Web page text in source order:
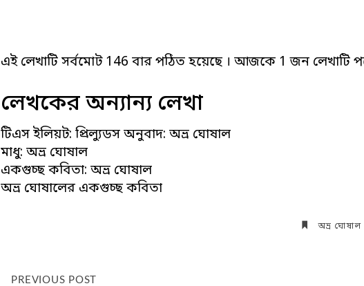
এই লেখাটি সর্বমোট 146 বার পঠিত হয়েছে । আজকে 1 জন লেখাটি
লেখকের অন্যান্য লেখা
টিএস ইলিয়ট: প্রিল্যুডস অনুবাদ: অভ্র ঘোষাল
মাধু: অভ্র ঘোষাল
একগুচ্ছ কবিতা: অভ্র ঘোষাল
অভ্র ঘোষালের একগুচ্ছ কবিতা
অভ্র ঘোষাল
PREVIOUS POST